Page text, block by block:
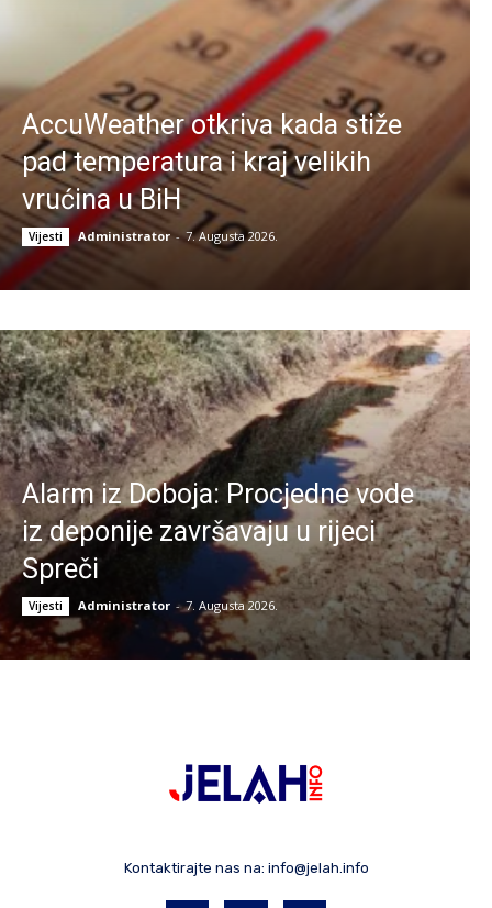
AccuWeather otkriva kada stiže
pad temperatura i kraj velikih
vrućina u BiH
Vijesti Administrator - 7. Augusta 2026.
Alarm iz Doboja: Procjedne vode
iz deponije završavaju u rijeci
Spreči
Vijesti Administrator - 7. Augusta 2026.
Kontaktirajte nas na: info@jelah.info